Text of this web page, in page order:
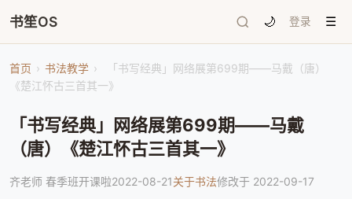
书笙OS 🌙 登录 ☰
首页 › 书法教学 ›
「书写经典」网络展第699期——马戴（唐）
《楚江怀古三首其一》
「书写经典」网络展第699期——马戴
（唐）《楚江怀古三首其一》
齐老师 春季班开课啦2022-08-21关于书法修改于 2022-09-17